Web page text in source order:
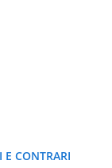
CONTRARI